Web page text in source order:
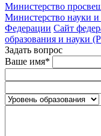
Министерство
Министерство науки
Федерации Сайт
образования и науки
Задать вопрос
Ваше имя*